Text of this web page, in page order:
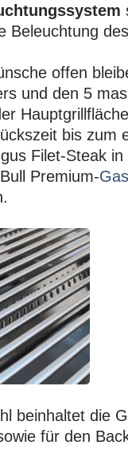
Beleuchtung
offen
und den 5
bis zum
Filet-Steak in
Premium-
beinhaltet die
für den